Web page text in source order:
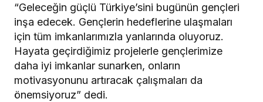
“Geleceğin güçlü Türkiye’sini bugünün gençleri
inşa edecek. Gençlerin hedeflerine ulaşmaları
için tüm imkanlarımızla yanlarında oluyoruz.
Hayata geçirdiğimiz projelerle gençlerimize
daha iyi imkanlar sunarken, onların
motivasyonunu artıracak çalışmaları da
önemsiyoruz” dedi.